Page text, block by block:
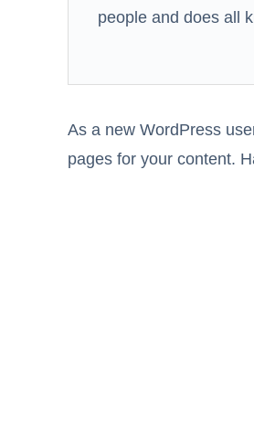
people and does all
As a new WordPress
pages for your content.